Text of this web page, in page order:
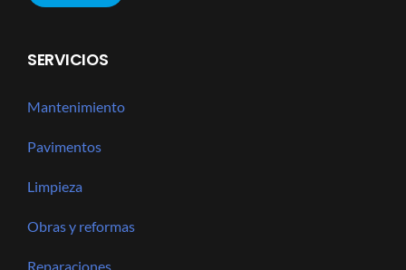
SERVICIOS
Mantenimiento
Pavimentos
Limpieza
Obras y reformas
Reparaciones